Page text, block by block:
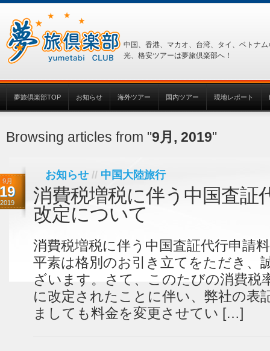
中国、香港、マカオ、台湾、タイ、ベトナ
光、格安ツアーは夢旅倶楽部へ！
夢旅倶楽部TOP お知らせ 海外ツアー 国内ツアー 現地レポート
Browsing articles from "9月, 2019"
9月
19
2019
お知らせ // 中国大陸旅行
消費税増税に伴う中国査証
改定について
消費税増税に伴う中国査証代行申請
平素は格別のお引き立てをただき、
ざいます。さて、このたびの消費税
に改定されたことに伴い、弊社の表
ましても料金を変更させてい […]